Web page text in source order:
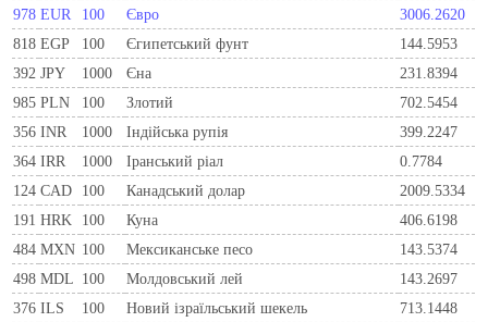
978 EUR 100 Євро
3006.2620
818 EGP 100 Єгипетський фунт
144.5953
392 JPY 1000 Єна
231.8394
985 PLN 100 Злотий
702.5454
356 INR 1000 Індійська рупія
399.2247
364 IRR 1000 Іранський ріал
0.7784
124 CAD 100 Канадський долар
2009.5334
191 HRK 100 Куна
406.6198
484 MXN 100 Мексиканське песо
143.5374
498 MDL 100 Молдовський лей
143.2697
376 ILS 100 Новий ізраїльський шекель
713.1448